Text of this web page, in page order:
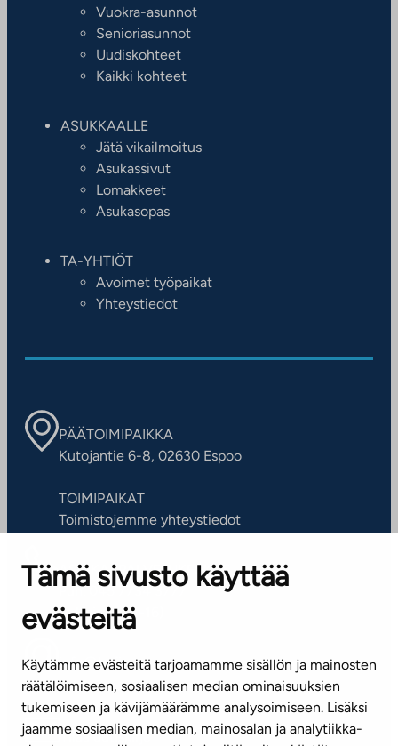
Tämä sivusto käyttää
evästeitä
Käytämme evästeitä tarjoamamme sisällön ja mainosten
räätälöimiseen, sosiaalisen median ominaisuuksien
tukemiseen ja kävijämäärämme analysoimiseen. Lisäksi
jaamme sosiaalisen median, mainosalan ja analytiikka-
Vuokra-asunnot
Senioriasunnot
Uudiskohteet
Kaikki kohteet
ASUKKAALLE
Jätä vikailmoitus
Asukassivut
Lomakkeet
Asukasopas
TA-YHTIÖT
Avoimet työpaikat
Yhteystiedot
PÄÄTOIMIPAIKKA
Kutojantie 6-8, 02630 Espoo
TOIMIPAIKAT
Toimistojemme yhteystiedot
ASIAKASPALVELUKESKUS
Puh. 045 7734 3777
(arkisin klo 8-16)
info@ta.fi
Tilaa uutiskirje